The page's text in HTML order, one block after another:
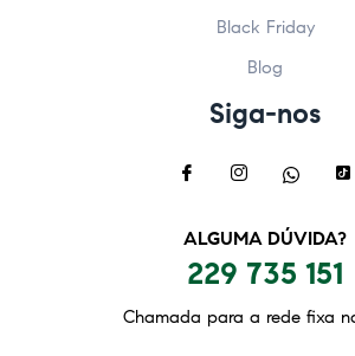
Black Friday
Blog
Siga-nos
ALGUMA DÚVIDA?
229 735 151
Chamada para a rede fixa